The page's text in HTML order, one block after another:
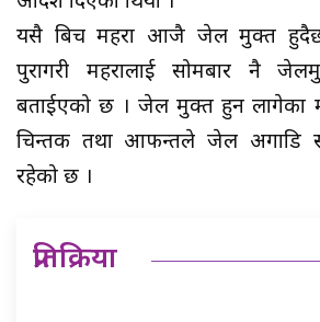
यसै बिच महरा आजै जेल मुक्त
पुरागरी महरालाई सोमबार नै
बताईएको छ । जेल मुक्त हुन लागेका
चिन्तक तथा आफन्तले जेल अगाडि
रहेको छ ।
प्रतिक्रिया